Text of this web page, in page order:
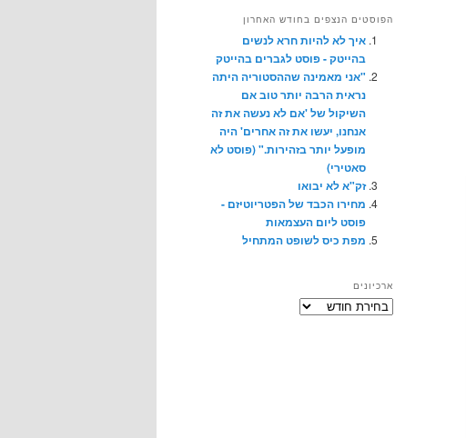
הפוסטים הנצפים בחודש האחרון
איך לא להיות חרא לנשים
בהייטק - פוסט לגברים בהייטק
"אני מאמינה שההסטוריה היתה
נראית הרבה יותר טוב אם
השיקול של 'אם לא נעשה את זה
אנחנו, יעשו את זה אחרים' היה
מופעל יותר בזהירות." (פוסט לא
סאטירי)
זק"א לא יבואו
מחירו הכבד של הפטריוטיזם -
פוסט ליום העצמאות
מפת כיס לשופט המתחיל
ארכיונים
ארכיונים